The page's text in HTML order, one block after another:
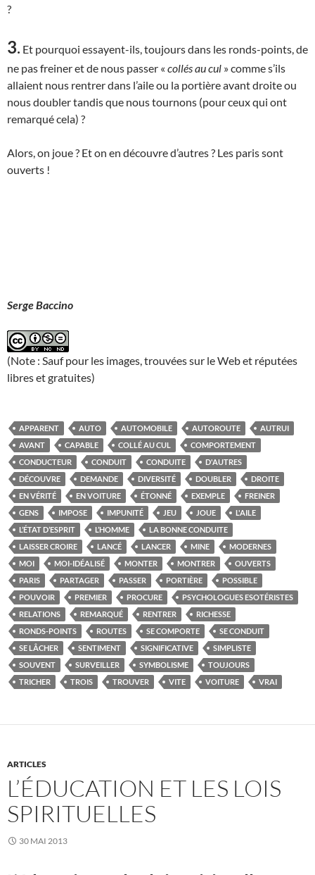
?
3. Et pourquoi essayent-ils, toujours dans les ronds-points, de
ne pas freiner et de nous passer « collés au cul » comme s’ils
allaient nous rentrer dans l’aile ou la portière avant droite ou
nous doubler tandis que nous tournons (pour ceux qui ont
remarqué cela) ?
Alors, on joue ? Et on en découvre d’autres ? Les paris sont
ouverts !
Serge Baccino
(Note : Sauf pour les images, trouvées sur le Web et réputées
libres et gratuites)
APPARENT AUTO AUTOMOBILE AUTOROUTE
AUTRUI
AVANT
CAPABLE COLLÉ AU CUL
COMPORTEMENT
CONDUCTEUR
CONDUIT CONDUITE
D'AUTRES
DÉCOUVRE
DEMANDE DIVERSITÉ DOUBLER
DROITE
EN VÉRITÉ
EN VOITURE ÉTONNÉ EXEMPLE
FREINER
GENS
IMPOSE IMPUNITÉ JEU JOUE
L'AILE
L’ÉTAT D’ESPRIT
L’HOMME
LA BONNE CONDUITE
LAISSER CROIRE
LANCÉ LANCER MINE
MODERNES
MOI
MOI-IDÉALISÉ MONTER MONTRER
OUVERTS
PARIS
PARTAGER PASSER PORTIÈRE
POSSIBLE
POUVOIR
PREMIER PROCURE
PSYCHOLOGUES ESOTÉRISTES
RELATIONS
REMARQUÉ RENTRER
RICHESSE
RONDS-POINTS
ROUTES SE COMPORTE
SE CONDUIT
SE LÂCHER
SENTIMENT SIGNIFICATIVE
SIMPLISTE
SOUVENT
SURVEILLER SYMBOLISME
TOUJOURS
TRICHER
TROIS TROUVER VITE VOITURE VRAI
ARTICLES
L’ÉDUCATION ET LES LOIS
SPIRITUELLES
30 MAI 2013